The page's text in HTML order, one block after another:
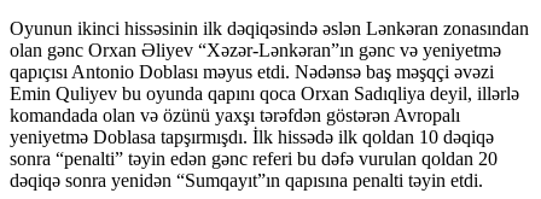
Oyunun ikinci hissəsinin ilk dəqiqəsində əslən Lənkəran zonasından
olan gənc Orxan Əliyev “Xəzər-Lənkəran”ın gənc və yeniyetmə
qapıçısı Antonio Doblası məyus etdi. Nədənsə baş məşqçi əvəzi
Emin Quliyev bu oyunda qapını qoca Orxan Sadıqliya deyil, illərlə
komandada olan və özünü yaxşı tərəfdən göstərən Avropalı
yeniyetmə Doblasa tapşırmışdı. İlk hissədə ilk qoldan 10 dəqiqə
sonra “penalti” təyin edən gənc referi bu dəfə vurulan qoldan 20
dəqiqə sonra yenidən “Sumqayıt”ın qapısına penalti təyin etdi.